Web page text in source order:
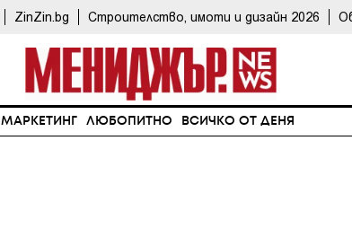
ZinZin.bg Строителство, имоти и дизайн 2026
МАРКЕТИНГ ЛЮБОПИТНО ВСИЧКО ОТ ДЕНЯ